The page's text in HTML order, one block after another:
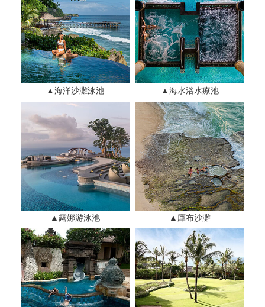
▲海洋沙灘泳池 ▲海水浴水療池
▲露娜游泳池 ▲庫布沙灘